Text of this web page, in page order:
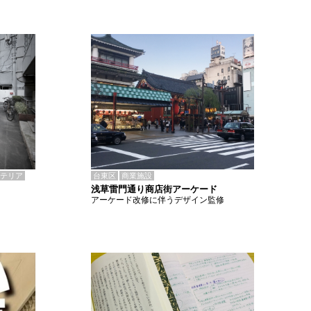
リア 台東区 商業施設
浅草雷門通り商店街アーケード
アーケード改修に伴うデザイン監修